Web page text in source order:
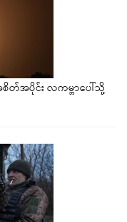
အစိတ်အပိုင်း လကမ္ဘာပေါ်သို့